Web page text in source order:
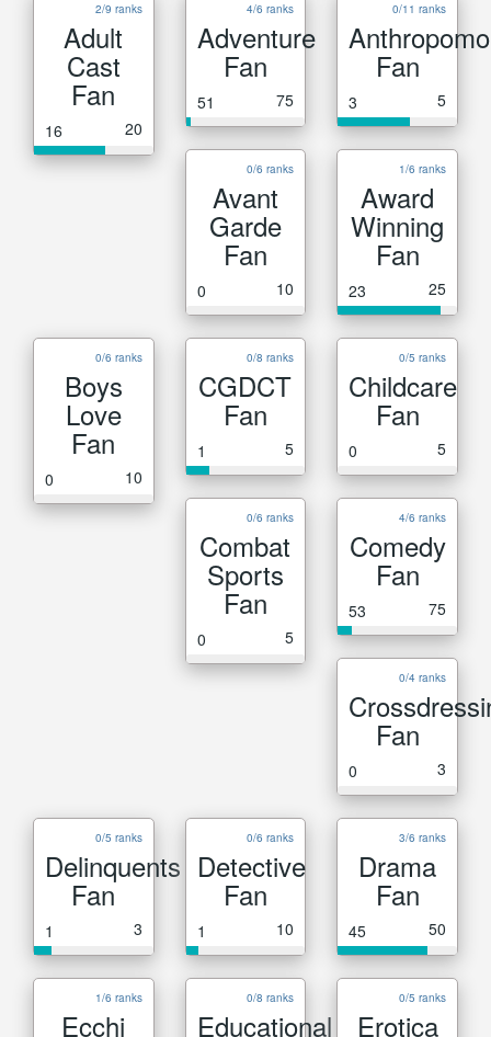
2/9 ranks
Adult
Cast
Fan
16 20
4/6 ranks
Adventure
Fan
51 75
0/11 ranks
Fan
3 5
0/6 ranks
Avant
Garde
Fan
0 10
1/6 ranks
Award
Winning
Fan
23 25
0/6 ranks
Boys
Love
Fan
0 10
0/8 ranks
CGDCT
Fan
1 5
0/5 ranks
Childcare
Fan
0 5
0/6 ranks
Combat
Sports
Fan
0 5
4/6 ranks
Comedy
Fan
53 75
0/4 ranks
Fan
0 3
0/5 ranks
Delinquents
Fan
1 3
0/6 ranks
Detective
Fan
1 10
3/6 ranks
Drama
Fan
45 50
1/6 ranks
Ecchi
0/8 ranks
Educational
0/5 ranks
Erotica